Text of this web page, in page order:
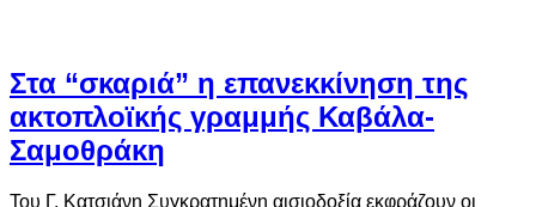
Στα “σκαριά” η επανεκκίνηση της
ακτοπλοϊκής γραμμής Καβάλα-
Σαμοθράκη
Του Γ. Κατσιάνη Συγκρατημένη αισιοδοξία εκφράζουν οι